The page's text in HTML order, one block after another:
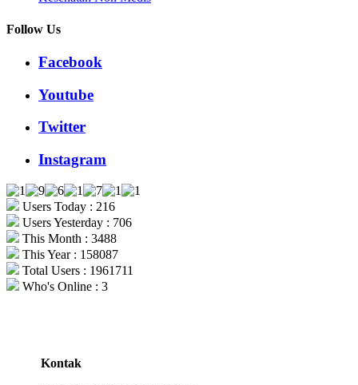
Follow Us
Facebook
Youtube
Twitter
Instagram
Users Today : 216
Users Yesterday : 706
This Month : 3488
This Year : 158087
Total Users : 1961711
Who's Online : 3
Kontak